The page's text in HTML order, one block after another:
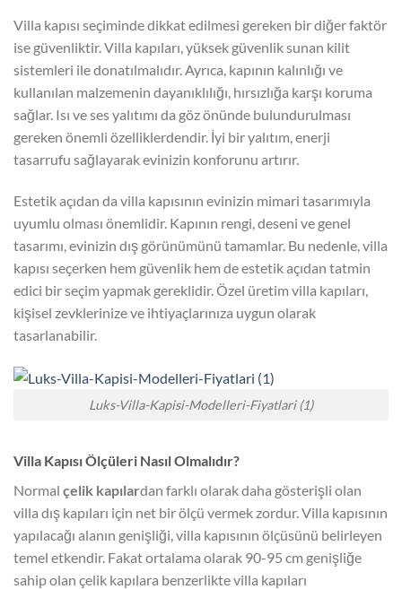
Villa kapısı seçiminde dikkat edilmesi gereken bir diğer faktör
ise güvenliktir. Villa kapıları, yüksek güvenlik sunan kilit
sistemleri ile donatılmalıdır. Ayrıca, kapının kalınlığı ve
kullanılan malzemenin dayanıklılığı, hırsızlığa karşı koruma
sağlar. Isı ve ses yalıtımı da göz önünde bulundurulması
gereken önemli özelliklerdendir. İyi bir yalıtım, enerji
tasarrufu sağlayarak evinizin konforunu artırır.
Estetik açıdan da villa kapısının evinizin mimari tasarımıyla
uyumlu olması önemlidir. Kapının rengi, deseni ve genel
tasarımı, evinizin dış görünümünü tamamlar. Bu nedenle, villa
kapısı seçerken hem güvenlik hem de estetik açıdan tatmin
edici bir seçim yapmak gereklidir. Özel üretim villa kapıları,
kişisel zevklerinize ve ihtiyaçlarınıza uygun olarak
tasarlanabilir.
Luks-Villa-Kapisi-Modelleri-Fiyatlari (1)
Villa Kapısı Ölçüleri Nasıl Olmalıdır?
Normal çelik kapılardan farklı olarak daha gösterişli olan
villa dış kapıları için net bir ölçü vermek zordur. Villa kapısının
yapılacağı alanın genişliği, villa kapısının ölçüsünü belirleyen
temel etkendir. Fakat ortalama olarak 90-95 cm genişliğe
sahip olan çelik kapılara benzerlikte villa kapıları